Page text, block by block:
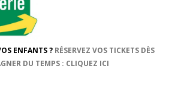
ENFANTS ? RÉSERVEZ VOS TICKETS DÈS
DU TEMPS : CLIQUEZ ICI